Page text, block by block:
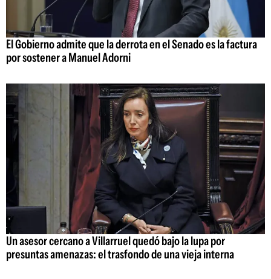
El Gobierno admite que la derrota en el Senado es la factura
por sostener a Manuel Adorni
Un asesor cercano a Villarruel quedó bajo la lupa por
presuntas amenazas: el trasfondo de una vieja interna